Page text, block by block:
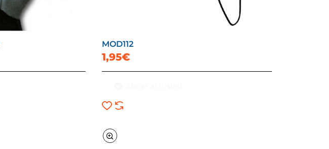
MOD112
1,95€